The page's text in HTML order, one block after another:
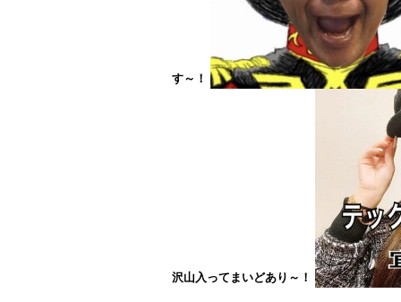
す～！
沢山入ってまいどあり～！